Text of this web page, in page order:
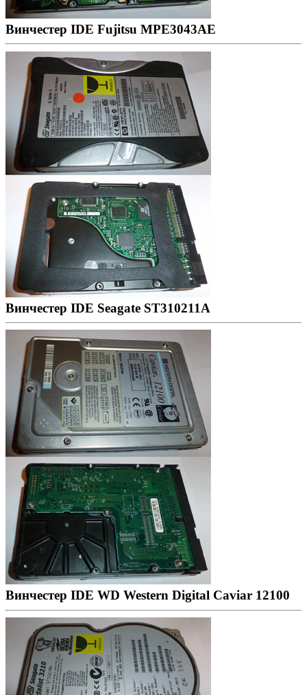
Винчестер IDE Fujitsu MPE3043AE
Винчестер IDE Seagate ST310211A
Винчестер IDE WD Western Digital Caviar 12100